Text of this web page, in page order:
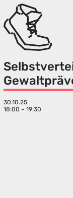
30.10.25
18:00 – 19:30